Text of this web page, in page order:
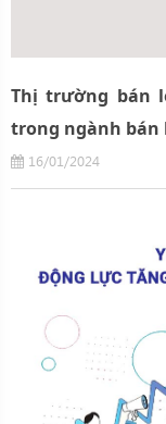
Thị trường bán
trong ngành bán
16/01/2024